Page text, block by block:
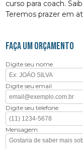
curso para coach.
Teremos prazer em
FAÇA UM ORÇAMENTO
Digite seu nome
Digite seu email
Digite seu telefone
Mensagem